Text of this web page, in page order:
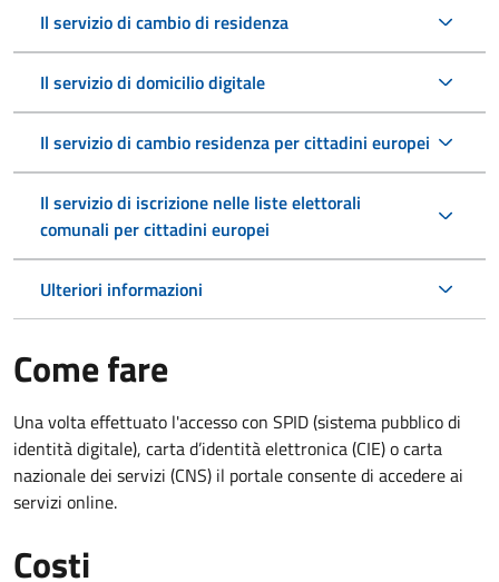
Il servizio di cambio di residenza
Il servizio di domicilio digitale
Il servizio di cambio residenza per cittadini europei
Il servizio di iscrizione nelle liste elettorali
comunali per cittadini europei
Ulteriori informazioni
Come fare
Una volta effettuato l'accesso con SPID (sistema pubblico di
identità digitale), carta d’identità elettronica (CIE) o carta
nazionale dei servizi (CNS) il portale consente di accedere ai
servizi online.
Costi